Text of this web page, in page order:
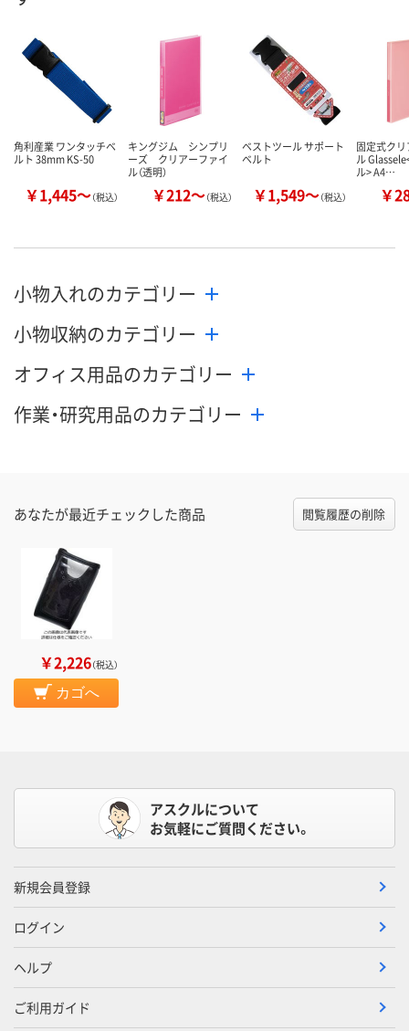
カゴへ カゴへ カ
角利産業 ワンタッチベ
ルト 38mm KS-50
￥1,445～（税込）
キングジム シンプリ
ーズ クリアーファイ
ル（透明）
￥212～（税込）
ベストツール サポート
ベルト
￥1,549～（税込）
固定式ク
ル
ル> A4…
￥
小物入れのカテゴリー
小物収納のカテゴリー
オフィス用品のカテゴリー
作業・研究用品のカテゴリー
あなたが最近チェックした商品 閲覧履歴の削除
￥2,226（税込）
カゴへ
アスクルについて
お気軽にご質問ください。
新規会員登録
ログイン
ヘルプ
ご利用ガイド